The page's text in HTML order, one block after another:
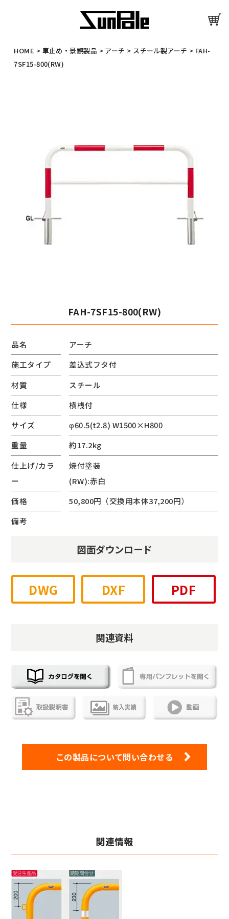
HOME > 車止め・景観製品 > アーチ > スチール製アーチ > FAH-
7SF15-800(RW)
FAH-7SF15-800(RW)
品名
アーチ
施工タイプ
差込式フタ付
材質
スチール
仕様
横桟付
サイズ
φ60.5(t2.8) W1500×H800
重量
約17.2kg
仕上げ/カラ
ー
焼付塗装
(RW):赤白
価格
50,800円（交換用本体37,200円）
備考
図面ダウンロード
DWG DXF PDF
関連資料
この製品について問い合わせる
関連情報